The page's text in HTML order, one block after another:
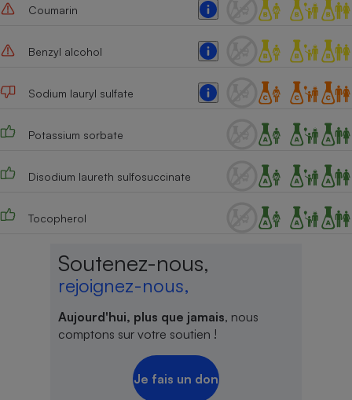
Coumarin
Benzyl alcohol
Sodium lauryl sulfate
Potassium sorbate
Disodium laureth sulfosuccinate
Tocopherol
Soutenez-nous,
rejoignez-nous,
Aujourd'hui, plus que jamais, nous
comptons sur votre soutien !
Je fais un don